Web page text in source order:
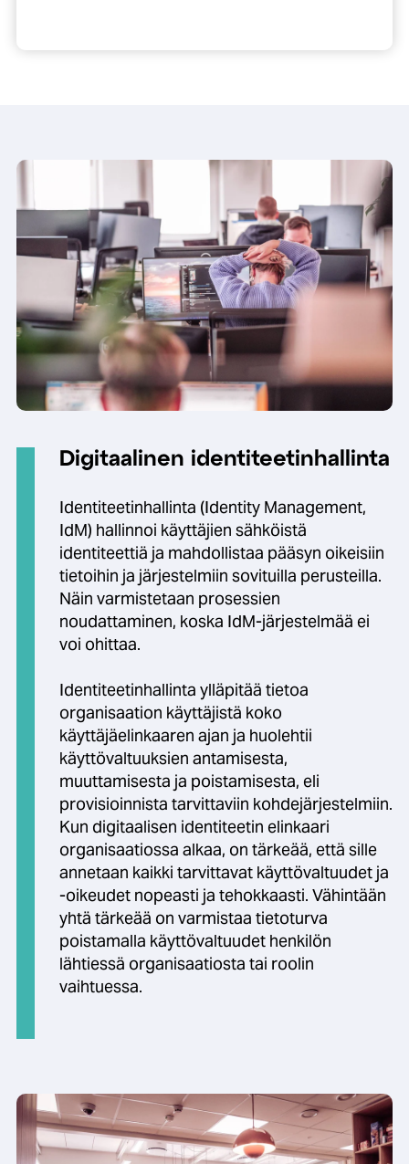
Digitaalinen identiteetinhallinta
Identiteetinhallinta (Identity Management,
IdM) hallinnoi käyttäjien sähköistä
identiteettiä ja mahdollistaa pääsyn oikeisiin
tietoihin ja järjestelmiin sovituilla perusteilla.
Näin varmistetaan prosessien
noudattaminen, koska IdM-järjestelmää ei
voi ohittaa.
Identiteetinhallinta ylläpitää tietoa
organisaation käyttäjistä koko
käyttäjäelinkaaren ajan ja huolehtii
käyttövaltuuksien antamisesta,
muuttamisesta ja poistamisesta, eli
provisioinnista tarvittaviin kohdejärjestelmiin.
Kun digitaalisen identiteetin elinkaari
organisaatiossa alkaa, on tärkeää, että sille
annetaan kaikki tarvittavat käyttövaltuudet ja
-oikeudet nopeasti ja tehokkaasti. Vähintään
yhtä tärkeää on varmistaa tietoturva
poistamalla käyttövaltuudet henkilön
lähtiessä organisaatiosta tai roolin
vaihtuessa.